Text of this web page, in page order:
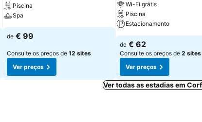
Piscina
Spa
de € 99
Consulte os preços de 12 sites
Ver preços
Wi-Fi grátis
Piscina
Estacionamento
de € 62
Consulte os preços de 2 sites
Ver preços
Ver todas as estadias em